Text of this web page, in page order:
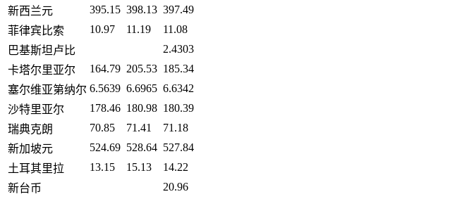
新西兰元
395.15 398.13 397.49
菲律宾比索
10.97 11.19
11.08
巴基斯坦卢比
2.4303
卡塔尔里亚尔
164.79 205.53 185.34
塞尔维亚第纳尔 6.5639 6.6965 6.6342
沙特里亚尔
178.46 180.98 180.39
瑞典克朗
70.85 71.41
71.18
新加坡元
524.69 528.64 527.84
土耳其里拉
13.15 15.13
14.22
新台币
20.96